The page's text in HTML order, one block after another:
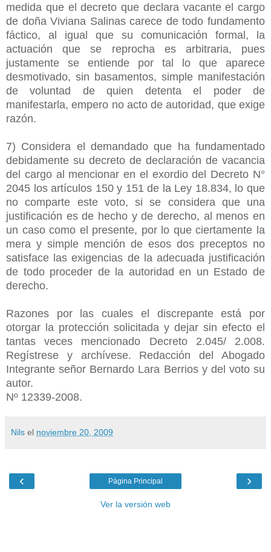
medida que el decreto que declara vacante el cargo
de doña Viviana Salinas carece de todo fundamento
fáctico, al igual que su comunicación formal, la
actuación que se reprocha es arbitraria, pues
justamente se entiende por tal lo que aparece
desmotivado, sin basamentos, simple manifestación
de voluntad de quien detenta el poder de
manifestarla, empero no acto de autoridad, que exige
razón.
7) Considera el demandado que ha fundamentado
debidamente su decreto de declaración de vacancia
del cargo al mencionar en el exordio del Decreto N°
2045 los artículos 150 y 151 de la Ley 18.834, lo que
no comparte este voto, si se considera que una
justificación es de hecho y de derecho, al menos en
un caso como el presente, por lo que ciertamente la
mera y simple mención de esos dos preceptos no
satisface las exigencias de la adecuada justificación
de todo proceder de la autoridad en un Estado de
derecho.
Razones por las cuales el discrepante está por
otorgar la protección solicitada y dejar sin efecto el
tantas veces mencionado Decreto 2.045/ 2.008.
Regístrese y archívese. Redacción del Abogado
Integrante señor Bernardo Lara Berrios y del voto su
autor.
Nº 12339-2008.
Nils el noviembre 20, 2009
‹ ›
Página Principal
Ver la versión web